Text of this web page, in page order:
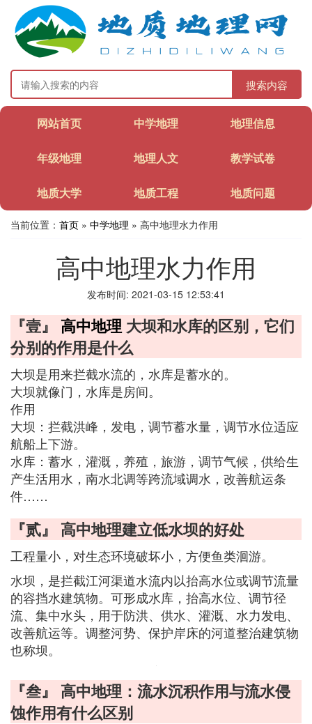
搜索内容
网站首页 中学地理 地理信息
年级地理 地理人文 教学试卷
地质大学 地质工程 地质问题
当前位置： 首页 » 中学地理 » 高中地理水力作用
高中地理水力作用
发布时间: 2021-03-15 12:53:41
『壹』 高中地理 大坝和水库的区别，它们
分别的作用是什么
大坝是用来拦截水流的，水库是蓄水的。
大坝就像门，水库是房间。
作用
大坝：拦截洪峰，发电，调节蓄水量，调节水位适应
航船上下游。
水库：蓄水，灌溉，养殖，旅游，调节气候，供给生
产生活用水，南水北调等跨流域调水，改善航运条
件……
『贰』 高中地理建立低水坝的好处
工程量小，对生态环境破坏小，方便鱼类洄游。
水坝，是拦截江河渠道水流内以抬高水位或调节流量
的容挡水建筑物。可形成水库，抬高水位、调节径
流、集中水头，用于防洪、供水、灌溉、水力发电、
改善航运等。调整河势、保护岸床的河道整治建筑物
也称坝。
『叁』 高中地理：流水沉积作用与流水侵
蚀作用有什么区别